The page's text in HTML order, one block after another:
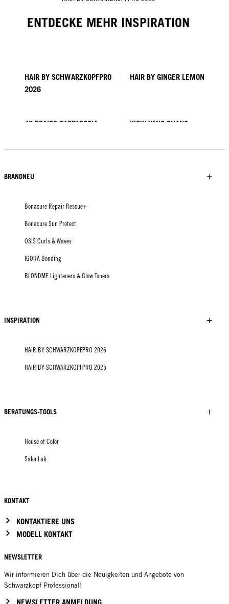
ENTDECKE MEHR INSPIRATION
HAIR BY SCHWARZKOPFPRO
2026
HAIR BY GINGER LEMON
40 BRAIDS CAPPADOCIA KICKI YANG ZHANG
TUSH
BRANDNEU
Bonacure Repair Rescue+
Bonacure Sun Protect
OSiS Curls & Waves
IGORA Bonding
BLONDME Lighteners & Glow Toners
INSPIRATION
HAIR BY SCHWARZKOPFPRO 2026
HAIR BY SCHWARZKOPFPRO 2025
BERATUNGS-TOOLS
House of Color
SalonLab
KONTAKT
KONTAKTIERE UNS
MODELL KONTAKT
NEWSLETTER
Wir informieren Dich über die Neuigkeiten und Angebote von
Schwarzkopf Professional!
NEWSLETTER ANMELDUNG